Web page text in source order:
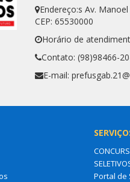
Endereço:s Av.
CEP: 65530000
Horário de
Contato: (98)98466-
E-mail:
Portal de